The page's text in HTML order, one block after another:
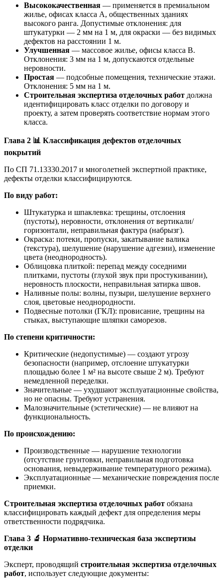
Высококачественная — применяется в премиальном
жилье, офисах класса А, общественных зданиях
высокого ранга. Допустимые отклонения: для
штукатурки — 2 мм на 1 м, для окраски — без видимых
дефектов на расстоянии 1 м.
Улучшенная — массовое жилье, офисы класса В.
Отклонения: 3 мм на 1 м, допускаются отдельные
неровности.
Простая — подсобные помещения, технические этажи.
Отклонения: 5 мм на 1 м.
Строительная экспертиза отделочных работ должна
идентифицировать класс отделки по договору и
проекту, а затем проверять соответствие нормам этого
класса.
Глава 2 📊 Классификация дефектов отделочных
покрытий
По СП 71.13330.2017 и многолетней экспертной практике,
дефекты отделки классифицируются.
По виду работ:
Штукатурка и шпаклевка: трещины, отслоения
(пустоты), неровности, отклонения от вертикали/
горизонтали, неправильная фактура (набрызг).
Окраска: потеки, пропуски, закатывание валика
(текстура), шелушение (нарушение адгезии), изменение
цвета (неоднородность).
Облицовка плиткой: перепад между соседними
плитками, пустоты (глухой звук при простукивании),
неровность плоскости, неправильная затирка швов.
Наливные полы: волны, пузыри, шелушение верхнего
слоя, цветовые неоднородности.
Подвесные потолки (ГКЛ): провисание, трещины на
стыках, выступающие шляпки саморезов.
По степени критичности:
Критические (недопустимые) — создают угрозу
безопасности (например, отслоение штукатурки
площадью более 1 м² на высоте свыше 2 м). Требуют
немедленной переделки.
Значительные — ухудшают эксплуатационные свойства,
но не опасны. Требуют устранения.
Малозначительные (эстетические) — не влияют на
функциональность.
По происхождению:
Производственные — нарушение технологии
(отсутствие грунтовки, неправильная подготовка
основания, невыдерживание температурного режима).
Эксплуатационные — механические повреждения после
приемки.
Строительная экспертиза отделочных работ обязана
классифицировать каждый дефект для определения меры
ответственности подрядчика.
Глава 3 🔬 Нормативно-техническая база экспертизы
отделки
Эксперт, проводящий строительная экспертиза отделочных
работ, использует следующие документы: